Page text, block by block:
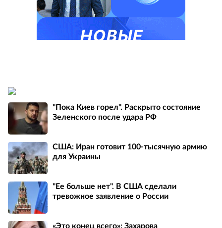
"Пока Киев горел". Раскрыто состояние
Зеленского после удара РФ
США: Иран готовит 100-тысячную армию
для Украины
"Ее больше нет". В США сделали
тревожное заявление о России
«Это конец всего»: Захарова